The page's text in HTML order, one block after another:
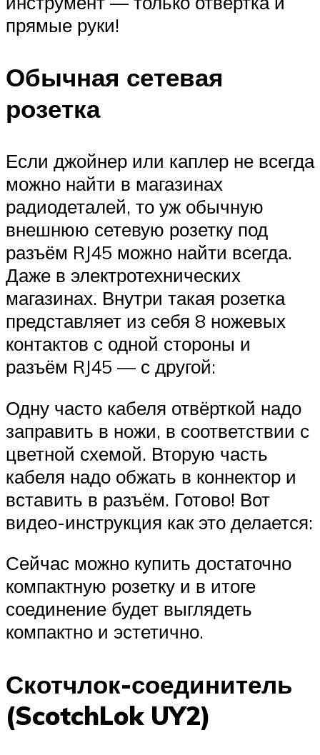
прямые руки!
Обычная сетевая
розетка
Если джойнер или каплер не всегда
можно найти в магазинах
радиодеталей, то уж обычную
внешнюю сетевую розетку под
разъём RJ45 можно найти всегда.
Даже в электротехнических
магазинах. Внутри такая розетка
представляет из себя 8 ножевых
контактов с одной стороны и
разъём RJ45 — с другой:
Одну часто кабеля отвёрткой надо
заправить в ножи, в соответствии с
цветной схемой. Вторую часть
кабеля надо обжать в коннектор и
вставить в разъём. Готово! Вот
видео-инструкция как это делается:
Сейчас можно купить достаточно
компактную розетку и в итоге
соединение будет выглядеть
компактно и эстетично.
Скотчлок-соединитель
(ScotchLok UY2)